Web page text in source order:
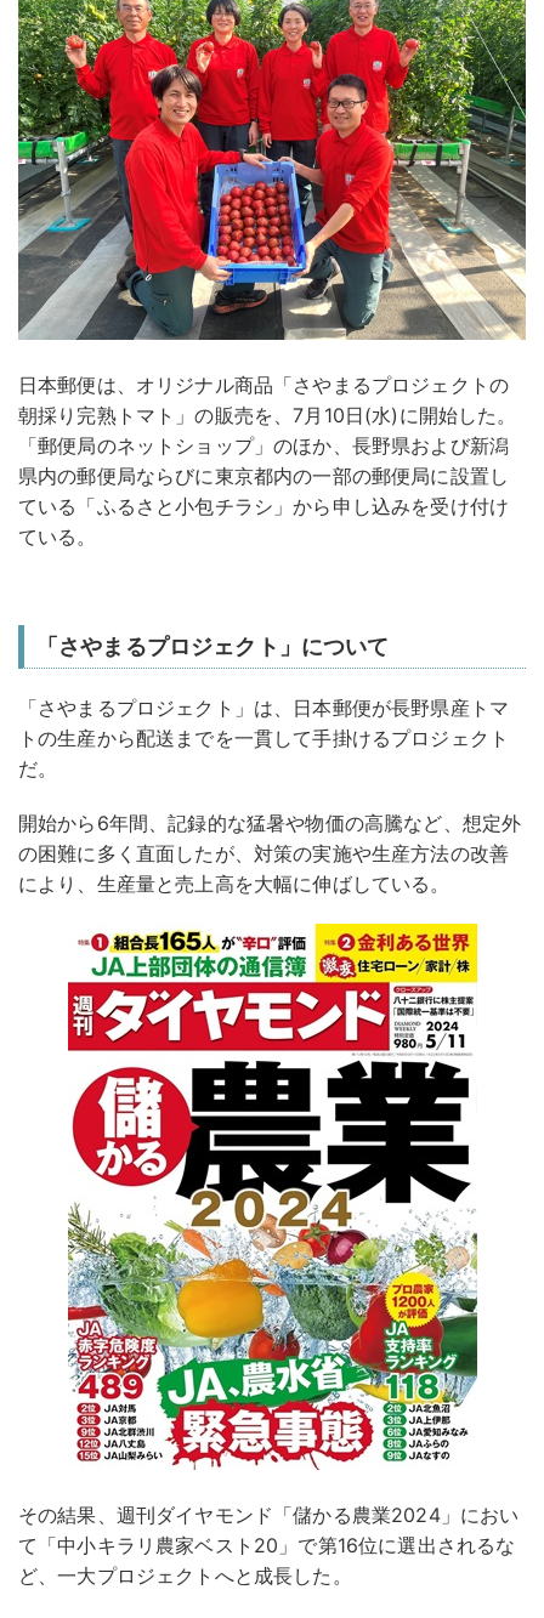
日本郵便は、オリジナル商品「さやまるプロジェクトの
朝採り完熟トマト」の販売を、7月10日(水)に開始した。
「郵便局のネットショップ」のほか、長野県および新潟
県内の郵便局ならびに東京都内の一部の郵便局に設置し
ている「ふるさと小包チラシ」から申し込みを受け付け
ている。
「さやまるプロジェクト」について
「さやまるプロジェクト」は、日本郵便が長野県産トマ
トの生産から配送までを一貫して手掛けるプロジェクト
だ。
開始から6年間、記録的な猛暑や物価の高騰など、想定外
の困難に多く直面したが、対策の実施や生産方法の改善
により、生産量と売上高を大幅に伸ばしている。
その結果、週刊ダイヤモンド「儲かる農業2024」におい
て「中小キラリ農家ベスト20」で第16位に選出されるな
ど、一大プロジェクトへと成長した。